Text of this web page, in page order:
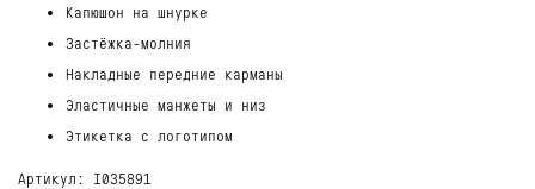
Капюшон на шнурке
Застёжка-молния
Накладные передние карманы
Эластичные манжеты и низ
Этикетка с логотипом
Артикул: I035891